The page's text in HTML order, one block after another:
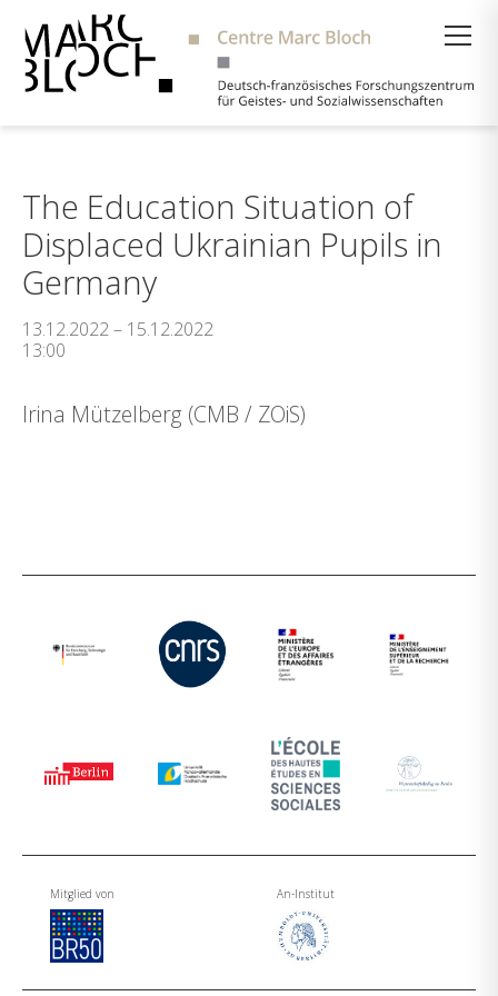
The Education Situation of
Displaced Ukrainian Pupils in
Germany
13.12.2022 – 15.12.2022
13:00
Irina Mützelberg (CMB / ZOiS)
Mitglied von An-Institut